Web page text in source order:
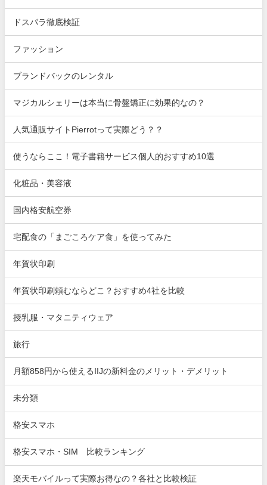
ドスパラ徹底検証
ファッション
ブランドバックのレンタル
マジカルシェリーは本当に骨盤矯正に効果的なの？
人気通販サイトPierrotって実際どう？？
使うならここ！電子書籍サービス個人的おすすめ10選
化粧品・美容液
国内格安航空券
宅配食の「まごころケア食」を使ってみた
年賀状印刷
年賀状印刷頼むならどこ？おすすめ4社を比較
授乳服・マタニティウェア
旅行
月額858円から使えるIIJの新料金のメリット・デメリット
未分類
格安スマホ
格安スマホ・SIM 比較ランキング
楽天モバイルって実際お得なの？各社と比較検証